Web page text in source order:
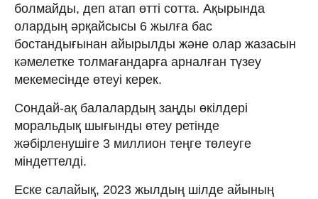
болмайды, деп атап өтті сотта. Ақырында
олардың әрқайсысы 6 жылға бас
бостандығынан айырылды және олар жазасын
кәмелетке толмағандарға арналған түзеу
мекемесінде өтеуі керек.
Сондай-ақ балалардың заңды өкілдері
моральдық шығынды өтеу ретінде
жәбірленушіге 3 миллион теңге төлеуге
міндеттелді.
Еске салайық, 2023 жылдың шілде айының